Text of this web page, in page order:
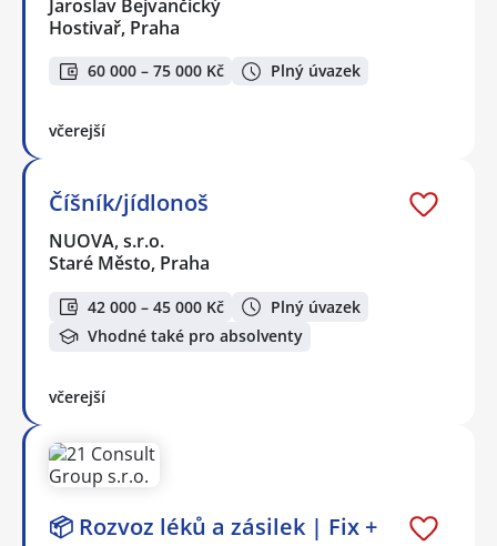
Jaroslav Bejvančický
Hostivař, Praha
60 000 – 75 000 Kč Plný úvazek
včerejší
Číšník/jídlonoš
NUOVA, s.r.o.
Staré Město, Praha
42 000 – 45 000 Kč
Plný úvazek
Vhodné také pro absolventy
včerejší
📦 Rozvoz léků a zásilek | Fix +